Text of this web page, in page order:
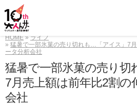
HOME
ライフ
猛暑で一部氷菓の売り切れも…「アイス」7
ータ分析会社
猛暑で一部氷菓の売り切
7月売上額は前年比2割
会社